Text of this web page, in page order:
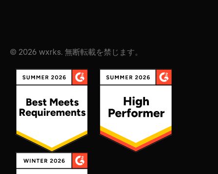
© 2026 wxrks. 無断転載を禁じます。